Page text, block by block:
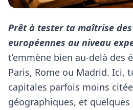
Prêt à tester ta maîtrise
européennes au niveau
t’emmène bien au-delà des
Paris, Rome ou Madrid. Ici,
capitales parfois moins
géographiques, et quelques